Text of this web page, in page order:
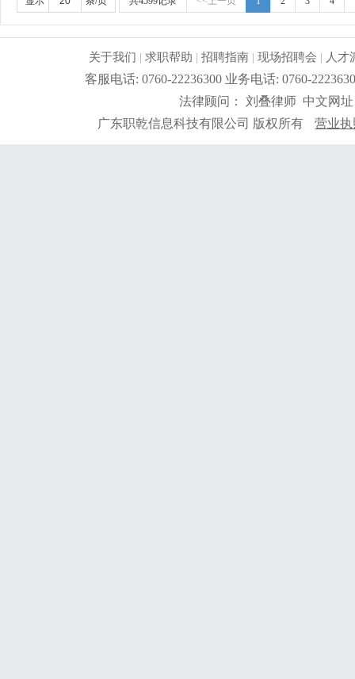
关于我们 |求职帮助 |招聘指南 |现场招聘会 | 人才
客服电话: 0760-22236300 业务电话: 0760-
法律顾问： 刘叠律师 中文网
广东职乾信息科技有限公司 版权所有
营业